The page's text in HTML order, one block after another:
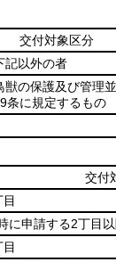
交付対象区分
記以外の者
獣の保護及び管理
条に規定するもの
交付
に申請する2丁目